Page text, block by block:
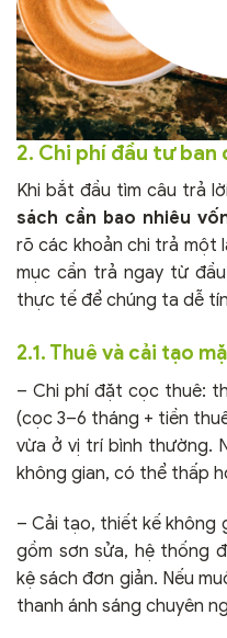
2. Chi phí đầu tư ban
Khi bắt đầu tìm câu trả
sách cần bao nhiêu
rõ các khoản chi trả một
mục cần trả ngay từ
thực tế để chúng ta dễ
2.1. Thuê và cải tạo
– Chi phí đặt cọc thuê:
(cọc 3–6 tháng + tiền
vừa ở vị trí bình thường.
không gian, có thể thấp
– Cải tạo, thiết kế không
gồm sơn sửa, hệ thống
kệ sách đơn giản. Nếu
thanh ánh sáng chuyên